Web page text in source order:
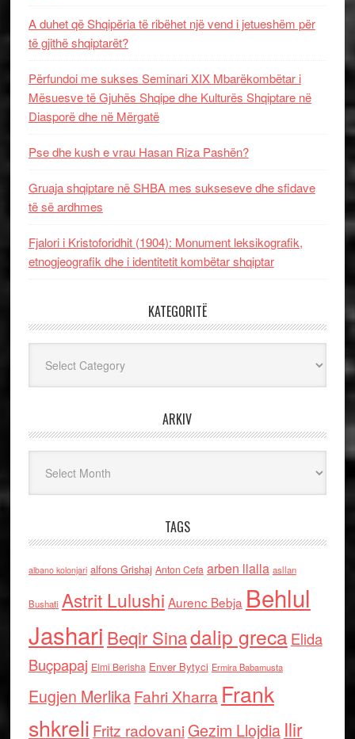
A duhet që Shqipëria të ribëhet një vend i jetueshëm për
të gjithë shqiptarët?
Përfundoi me sukses Seminari XIX Mbarëkombëtar i
Mësuesve të Gjuhës Shqipe dhe Kulturës Shqiptare në
Diasporë dhe në Mërgatë
Pse dhe kush e vrau Hasan Riza Pashën?
Gruaja shqiptare në SHBA mes sukseseve dhe sfidave
të së ardhmes
Fjalori i Kristoforidhit (1904): Monument leksikografik,
etnogjeografik dhe i identitetit kombëtar shqiptar
KATEGORITË
ARKIV
TAGS
albano kolonjari alfons Grishaj Anton Cefa arben llalla asllan
Bushati Astrit Lulushi Aurenc Bebja Behlul
Jashari Beqir Sinadalip grecaElida
Buçpapaj Elmi Berisha Enver Bytyci Ermira Babamusta
Eugjen MerlikaFahri Xharra Frank
shkreli Fritz radovaniGezim Llojdia Ilir